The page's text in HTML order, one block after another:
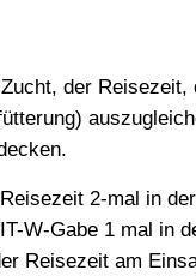
der
2-mal in
W-Gabe 1 mal in
Reisezeit am